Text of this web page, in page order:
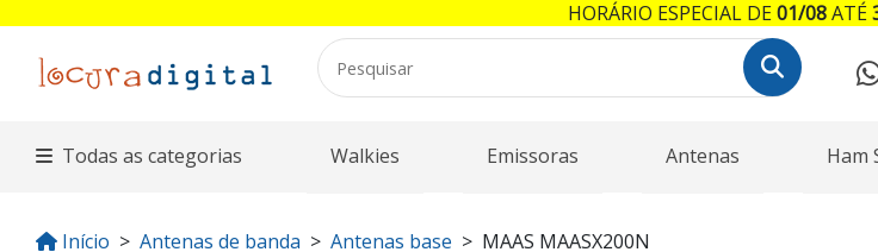
Todas as categorias Walkies Emissoras Antenas Ham
Início Antenas de banda Antenas base MAAS MAASX200N
HORÁRIO ESPECIAL DE01/08ATÉ